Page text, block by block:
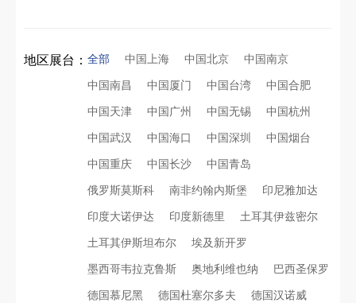
地区展台： 全部 中国上海 中国北京 中国南京
中国南昌 中国厦门 中国台湾 中国合肥
中国天津 中国广州 中国无锡 中国杭州
中国武汉 中国海口 中国深圳 中国烟台
中国重庆 中国长沙 中国青岛
俄罗斯莫斯科 南非约翰内斯堡 印尼雅加达
印度大诺伊达 印度新德里 土耳其伊兹密尔
土耳其伊斯坦布尔 埃及新开罗
墨西哥韦拉克鲁斯 奥地利维也纳 巴西圣保罗
德国慕尼黑 德国杜塞尔多夫 德国汉诺威